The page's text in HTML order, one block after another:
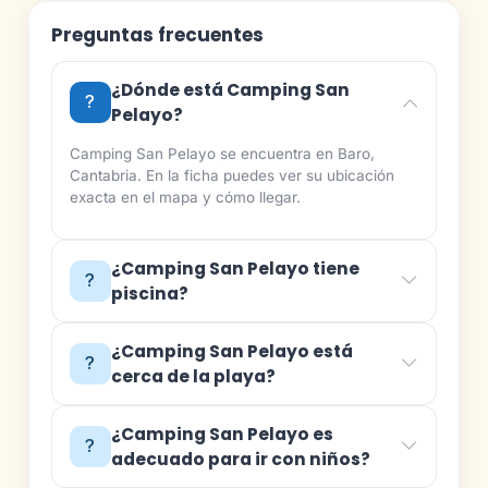
Preguntas frecuentes
¿Dónde está Camping San
Pelayo?
Camping San Pelayo se encuentra en Baro,
Cantabria. En la ficha puedes ver su ubicación
exacta en el mapa y cómo llegar.
¿Camping San Pelayo tiene
piscina?
¿Camping San Pelayo está
cerca de la playa?
¿Camping San Pelayo es
adecuado para ir con niños?